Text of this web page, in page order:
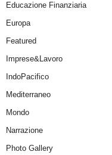
Educazione Finanziaria
Europa
Featured
Imprese&Lavoro
IndoPacifico
Mediterraneo
Mondo
Narrazione
Photo Gallery